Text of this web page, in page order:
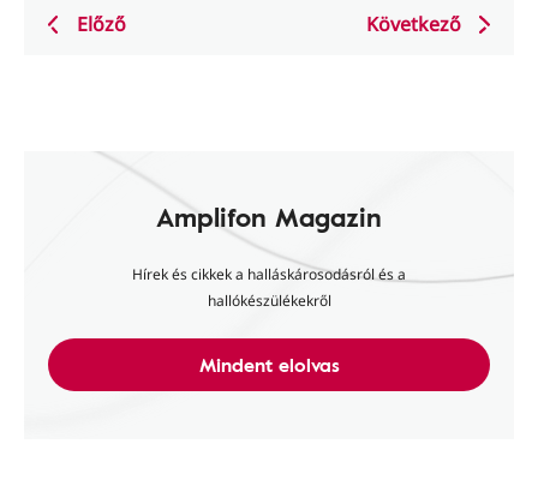
Előző Következő
Amplifon Magazin
Hírek és cikkek a halláskárosodásról és a
hallókészülékekről
Mindent elolvas